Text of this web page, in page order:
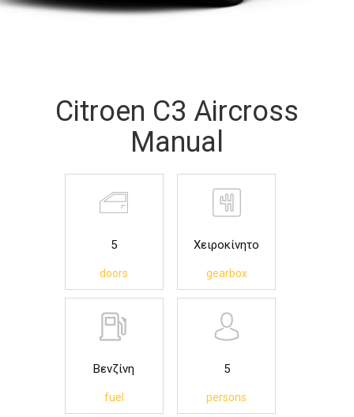
Citroen C3 Aircross
Manual
5
doors
Χειροκίνητο
gearbox
Βενζίνη
fuel
5
persons